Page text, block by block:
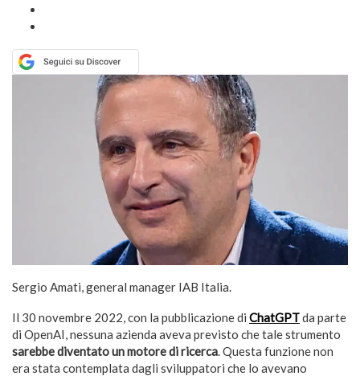
Sergio Amati, general manager IAB Italia.
Il 30 novembre 2022, con la pubblicazione di ChatGPTda parte
di OpenAI, nessuna azienda aveva previsto che tale strumento
sarebbe diventato un motore di ricerca . Questa funzione non
era stata contemplata dagli sviluppatori che lo avevano